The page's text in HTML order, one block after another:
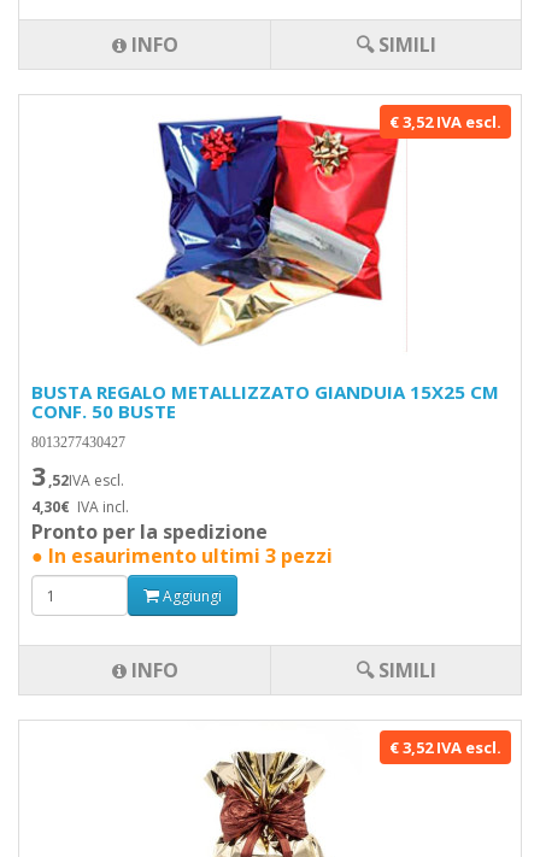
INFO 🔍 SIMILI
€ 3,52 IVA escl.
BUSTA REGALO METALLIZZATO GIANDUIA 15X25 CM
CONF. 50 BUSTE
8013277430427
3,52IVA escl.
4,30€ IVA incl.
Pronto per la spedizione
● In esaurimento ultimi 3 pezzi
Aggiungi
INFO 🔍 SIMILI
€ 3,52 IVA escl.